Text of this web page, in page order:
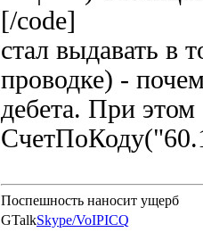
[/code]
стал выдавать в
проводке) -
дебета. При этом
Поспешность наносит ущерб
GTalkSkype/VoIPICQ